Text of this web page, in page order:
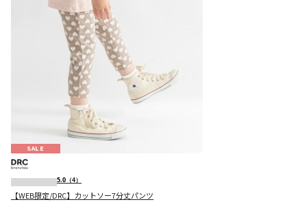
SALE
5.0 （4）
【WEB限定/DRC】カットソー7分丈パンツ